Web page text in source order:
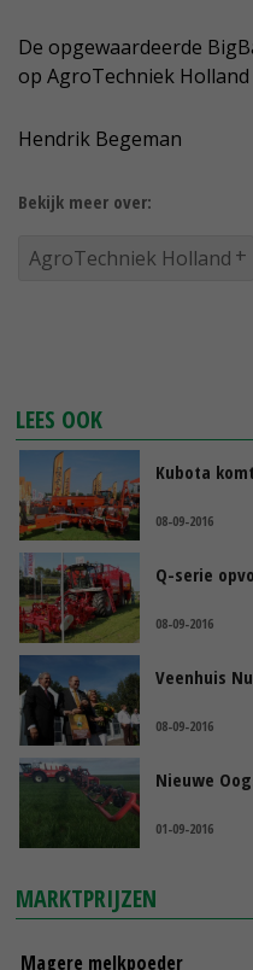
De opgewaardeerde
op AgroTechniek
Hendrik Begeman
Bekijk meer over:
AgroTechniek Holland
LEES OOK
Kubota
08-09-2016
Q-serie
08-09-2016
Veenhuis
08-09-2016
Nieuwe
01-09-2016
MARKTPRIJZEN
Magere melkpoeder